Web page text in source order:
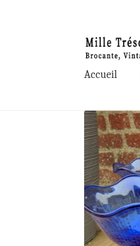
à
la
navigation
au
contenu
Accueil